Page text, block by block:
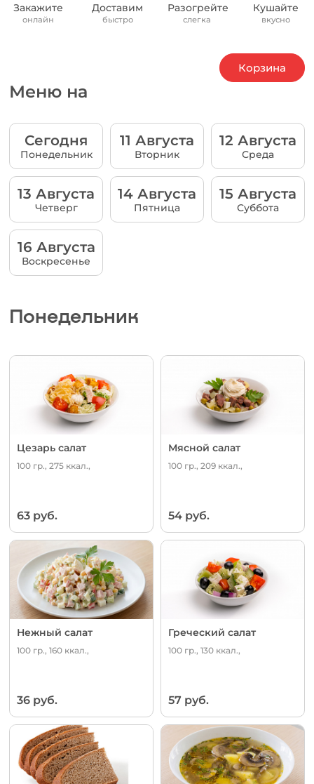
Закажите
онлайн
Доставим
быстро
Разогрейте
слегка
Кушайте
вкусно
Меню на
Сегодня
Понедельник
11 Августа
Вторник
12 Августа
Среда
13 Августа
Четверг
14 Августа
Пятница
15 Августа
Суббота
16 Августа
Воскресенье
Понедельник
Цезарь салат
100 гр., 275 ккал.,
63 руб.
Мясной салат
100 гр., 209 ккал.,
54 руб.
Нежный салат
100 гр., 160 ккал.,
36 руб.
Греческий салат
100 гр., 130 ккал.,
57 руб.
Корзина